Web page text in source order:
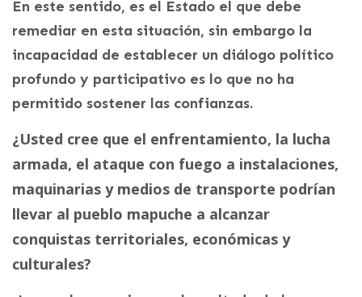
En este sentido, es el Estado el que debe
remediar en esta situación, sin embargo la
incapacidad de establecer un diálogo político
profundo y participativo es lo que no ha
permitido sostener las confianzas.
¿Usted cree que el enfrentamiento, la lucha
armada, el ataque con fuego a instalaciones,
maquinarias y medios de transporte podrían
llevar al pueblo mapuche a alcanzar
conquistas territoriales, económicas y
culturales?